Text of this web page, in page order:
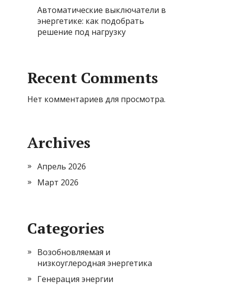
Автоматические выключатели в
энергетике: как подобрать
решение под нагрузку
Recent Comments
Нет комментариев для просмотра.
Archives
Апрель 2026
Март 2026
Categories
Возобновляемая и
низкоуглеродная энергетика
Генерация энергии